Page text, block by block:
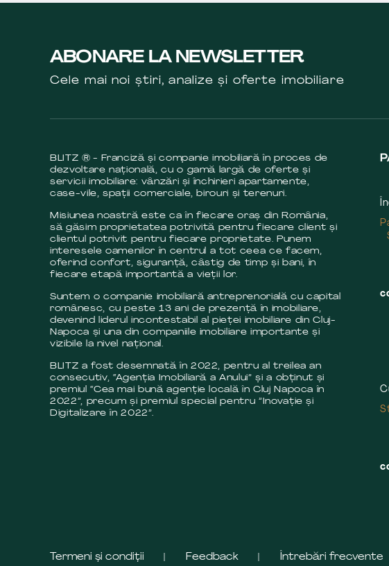
ABONARE LA NEWSLETTER
Cele mai noi știri, analize și oferte imobiliare
BLITZ ® - Franciză și companie imobiliară în proces de
dezvoltare națională, cu o gamă largă de oferte și
servicii imobiliare: vânzări și închirieri apartamente,
case-vile, spații comerciale, birouri și terenuri.
Misiunea noastră este ca în fiecare oraș din România,
să găsim proprietatea potrivită pentru fiecare client și
clientul potrivit pentru fiecare proprietate. Punem
interesele oamenilor în centrul a tot ceea ce facem,
oferind confort, siguranță, câstig de timp și bani, în
fiecare etapă importantă a vieții lor.
Suntem o companie imobiliară antreprenorială cu capital
românesc, cu peste 13 ani de prezență în imobiliare,
devenind liderul incontestabil al pieței imobiliare din Cluj-
Napoca și una din companiile imobiliare importante și
vizibile la nivel național.
BLITZ a fost desemnată în 2022, pentru al treilea an
consecutiv, “Agenția Imobiliară a Anului” și a obținut și
premiul “Cea mai bună agenție locală în Cluj Napoca în
2022”, precum și premiul special pentru ”Inovație și
Digitalizare în 2022”.
Termeni și condiții Feedback Întrebări frecvente